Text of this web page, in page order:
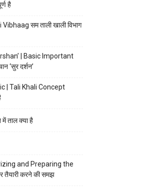
है
सम ताली खाली विभाग
| Basic Important
‘सुर दर्शन’
| Tali Khali Concept
ताल क्या है
and Preparing the
करने की समझ